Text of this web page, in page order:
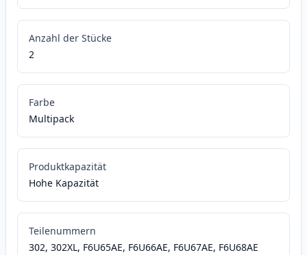
Anzahl der Stücke
2
Farbe
Multipack
Produktkapazität
Hohe Kapazität
Teilenummern
302, 302XL, F6U65AE, F6U66AE, F6U67AE, F6U68AE